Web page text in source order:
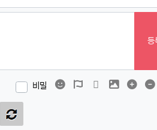
등
비밀 이모티콘폰트어썸동영상 이미지 댓글